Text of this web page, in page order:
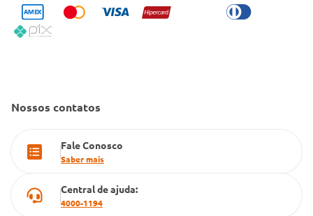
Código de Conduta
Política de Reembolso
Condeclin
Convênio Conlife
Cartão Grupo Conde
Nossos contatos
Fale Conosco
Saber mais
Central de ajuda:
4000-1194